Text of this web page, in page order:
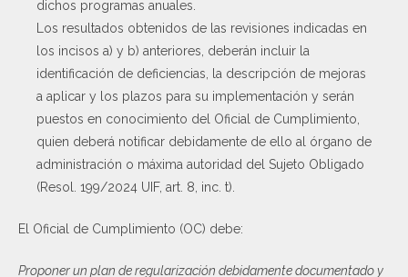
dichos programas anuales.
Los resultados obtenidos de las revisiones indicadas en
los incisos a) y b) anteriores, deberán incluir la
identificación de deficiencias, la descripción de mejoras
a aplicar y los plazos para su implementación y serán
puestos en conocimiento del Oficial de Cumplimiento,
quien deberá notificar debidamente de ello al órgano de
administración o máxima autoridad del Sujeto Obligado
(Resol. 199/2024 UIF, art. 8, inc. t).
El Oficial de Cumplimiento (OC) debe:
Proponer un plan de regularización debidamente documentado y